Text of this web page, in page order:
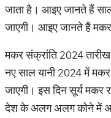
जाता है। आइए जानते हैं
जाएगी। आइए जानते हैं
मकर संक्रांति 2024 तारीख
नए साल यानी 2024 में
जाएगी। इस दिन सूर्य मकर
देश के अलग अलग कोने में